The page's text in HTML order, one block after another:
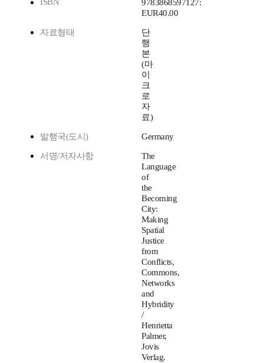
ISBN
9783868597127:
EUR40.00
자료형태
단
행
본
(마
이
크
로
자
료)
발행국(도시) Germany
서명/저자사항
The
Language
of
the
Becoming
City:
Making
Spatial
Justice
from
Conflicts,
Commons,
Networks
and
Hybridity
/
Henrietta
Palmer,
Jovis
Verlag.